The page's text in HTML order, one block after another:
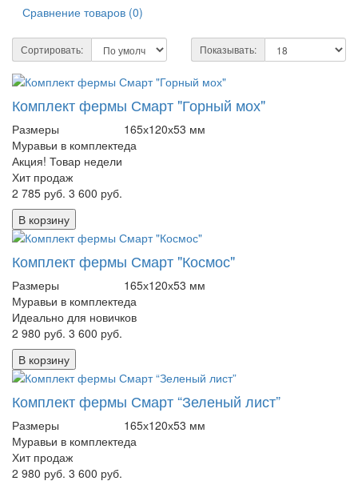
Сравнение товаров (0)
Сортировать: Показывать:
Комплект фермы Смарт "Горный мох"
Размеры
165х120х53 мм
Муравьи в комплектеда
Акция! Товар недели
Хит продаж
2 785 руб. 3 600 руб.
В корзину
Комплект фермы Смарт "Космос"
Размеры
165х120х53 мм
Муравьи в комплектеда
Идеально для новичков
2 980 руб. 3 600 руб.
В корзину
Комплект фермы Смарт “Зеленый лист”
Размеры
165х120х53 мм
Муравьи в комплектеда
Хит продаж
2 980 руб. 3 600 руб.